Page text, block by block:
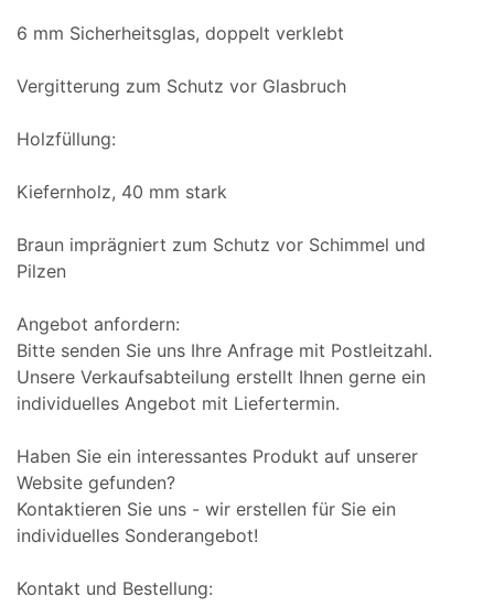
6 mm Sicherheitsglas, doppelt verklebt
Vergitterung zum Schutz vor Glasbruch
Holzfüllung:
Kiefernholz, 40 mm stark
Braun imprägniert zum Schutz vor Schimmel und
Pilzen
Angebot anfordern:
Bitte senden Sie uns Ihre Anfrage mit Postleitzahl.
Unsere Verkaufsabteilung erstellt Ihnen gerne ein
individuelles Angebot mit Liefertermin.
Haben Sie ein interessantes Produkt auf unserer
Website gefunden?
Kontaktieren Sie uns - wir erstellen für Sie ein
individuelles Sonderangebot!
Kontakt und Bestellung: